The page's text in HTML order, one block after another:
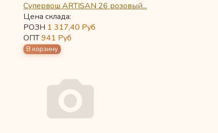
Супервош ARTISAN 26 розовый...
Цена склада:
РОЗН 1 317,40 Руб
ОПТ941 Руб